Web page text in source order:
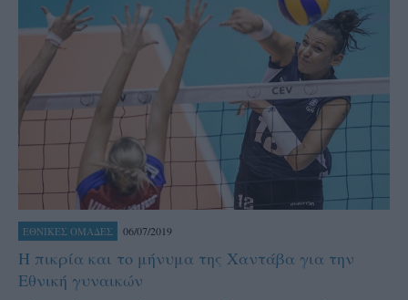
ΕΘΝΙΚΕΣ ΟΜΑΔΕΣ 06/07/2019
Η πικρία και το μήνυμα της Χαντάβα για την
Εθνική γυναικών